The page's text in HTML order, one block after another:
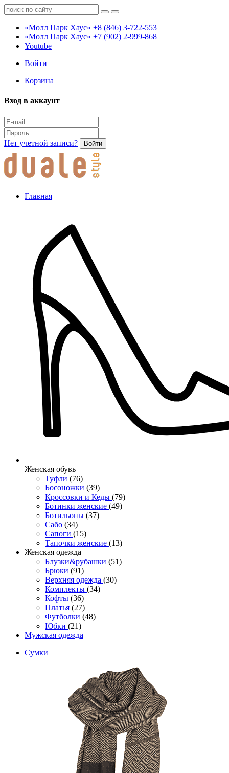
«Молл Парк Хаус» +8 (846) 3-722-553
«Молл Парк Хаус» +7 (902) 2-999-868
Youtube
Войти
Корзина
Вход в аккаунт
Нет учетной записи? Войти
Главная
Женcкая обувь
Туфли (76)
Босоножки (39)
Кроссовки и Кеды (79)
Ботинки женские (49)
Ботильоны (37)
Сабо (34)
Сапоги (15)
Тапочки женские (13)
Женская одежда
Блузки&рубашки (51)
Брюки (91)
Верхняя одежда (30)
Комплекты (34)
Кофты (36)
Платья (27)
Футболки (48)
Юбки (21)
Мужская одежда
Сумки